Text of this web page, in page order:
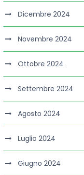
Dicembre 2024
Novembre 2024
Ottobre 2024
Settembre 2024
Agosto 2024
Luglio 2024
Giugno 2024